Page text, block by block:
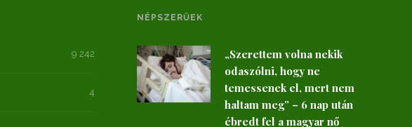
9 242
4
NÉPSZERŰEK
„Szerettem volna nekik
odaszólni, hogy ne
temessenek el, mert nem
haltam meg” – 6 nap után
ébredt fel a magyar nő